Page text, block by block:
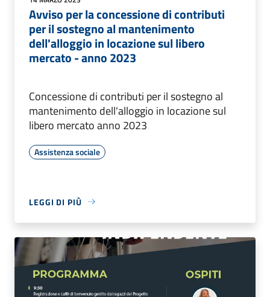
Avviso per la concessione di contributi
per il sostegno al mantenimento
dell'alloggio in locazione sul libero
mercato - anno 2023
Concessione di contributi per il sostegno al
mantenimento dell'alloggio in locazione sul
libero mercato anno 2023
Assistenza sociale
LEGGI DI PIÙ